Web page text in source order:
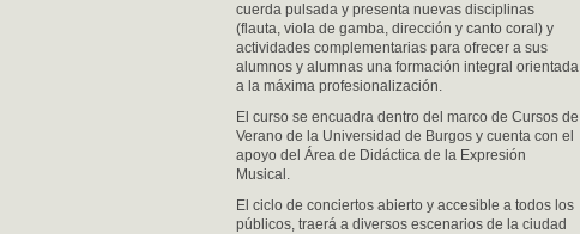
cuerda pulsada y presenta nuevas disciplinas
(flauta, viola de gamba, dirección y canto coral) y
actividades complementarias para ofrecer a sus
alumnos y alumnas una formación integral orientada
a la máxima profesionalización.
El curso se encuadra dentro del marco de Cursos de
Verano de la Universidad de Burgos y cuenta con el
apoyo del Área de Didáctica de la Expresión
Musical.
El ciclo de conciertos abierto y accesible a todos los
públicos, traerá a diversos escenarios de la ciudad